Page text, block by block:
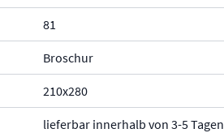
81
Broschur
210x280
lieferbar innerhalb von 3-5 Tagen